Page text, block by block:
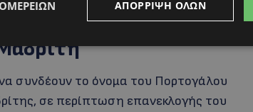
συνδέουν το όνομα του Πορτογάλου
σε περίπτωση επανεκλογής του
ΑΠΌΡΡΙΨΗ ΌΛΩΝ